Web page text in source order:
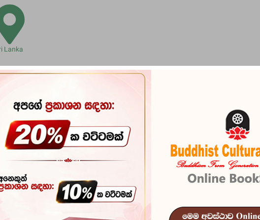
Lanka
BOOKS PIRIKARA BUDDHA STATUES RITUAL ITEMS &
Bauddha Chinthave Sanvardhanaya
-10%
Chinthave
Reference